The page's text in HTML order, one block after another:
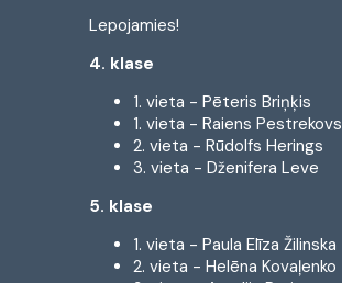
Lepojamies!
4. klase
1. vieta - Pēteris Briņķis
1. vieta - Raiens Pestrekovs
2. vieta - Rūdolfs Herings
3. vieta - Dženifera Leve
5. klase
1. vieta - Paula Elīza Žilinska
2. vieta - Helēna Kovaļenko